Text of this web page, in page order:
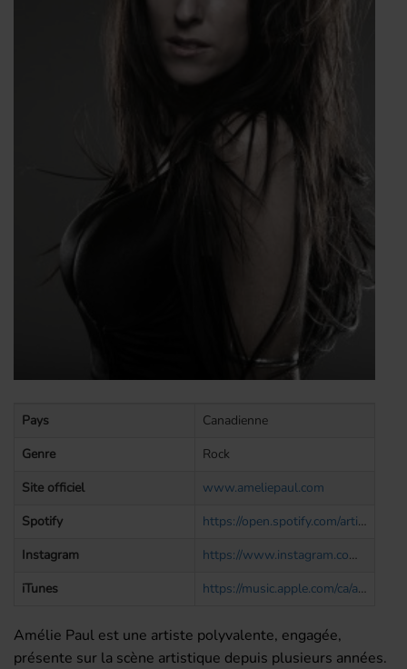
Pays
Canadienne
Genre
Rock
Site officiel
www.ameliepaul.com
Spotify
https://open.spotify.com/artist/6KXyBGH5CMqtG99LI9Yhvf?si=FpUZZNv1S6WER3RsLvj_RA
Instagram
https://www.instagram.com/amelie_paul/
iTunes
https://music.apple.com/ca/artist/am%C3%A9lie-paul/1402331975?l=fr
Amélie Paul est une artiste polyvalente, engagée,
présente sur la scène artistique depuis plusieurs années.